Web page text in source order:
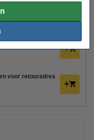
2 rollen (89 x 28
voor retouradres